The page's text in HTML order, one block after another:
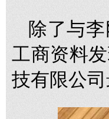
除了与
工商资料
技有限公